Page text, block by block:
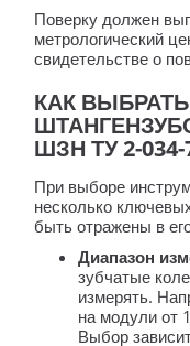
Поверку должен
метрологический
свидетельстве о
КАК
ШЗН ТУ 2-034-
При выборе
несколько
быть отражены в
Диапазон
зубчатые
измерять.
на модули от
Выбор